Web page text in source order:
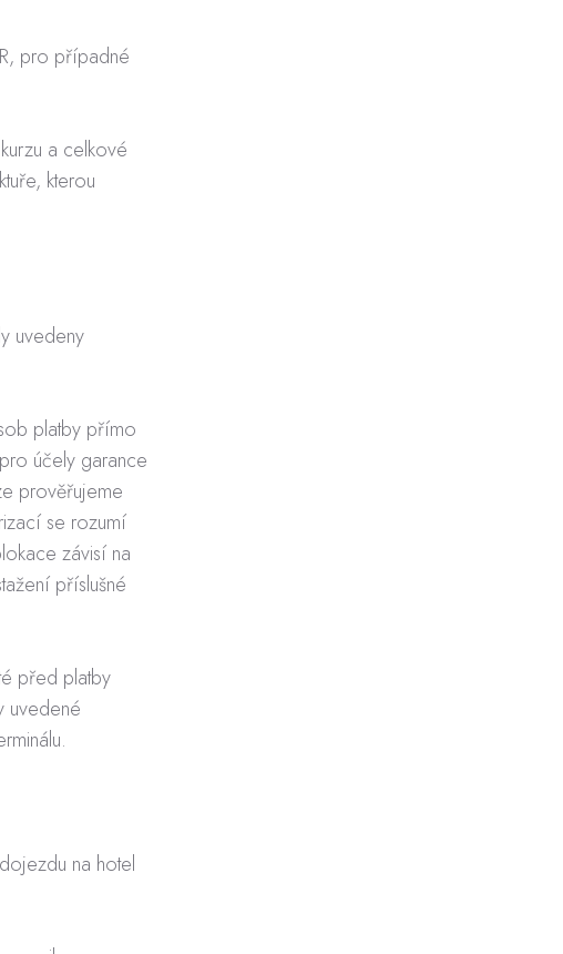
pro případné
a celkové
kterou
uvedeny
platby přímo
účely garance
prověřujeme
se rozumí
závisí na
příslušné
před platby
uvedené
na hotel